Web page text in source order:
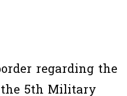
regarding the
5th Military